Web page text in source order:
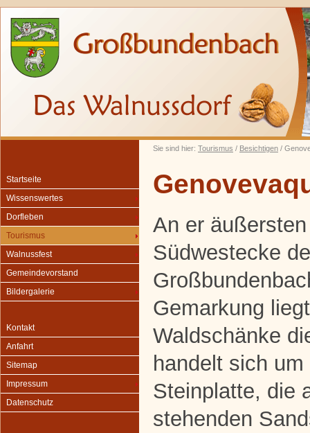
Sie sind hier: Tourismus / Besichtigen /
Startseite
Wissenswertes
Dorfleben
Tourismus
Walnussfest
Gemeindevorstand
Bildergalerie
Kontakt
Anfahrt
Sitemap
Impressum
Datenschutz
An er äußersten
Südwestecke
Gemarkung
Waldschänke
handelt sich
Steinplatte, die
stehenden